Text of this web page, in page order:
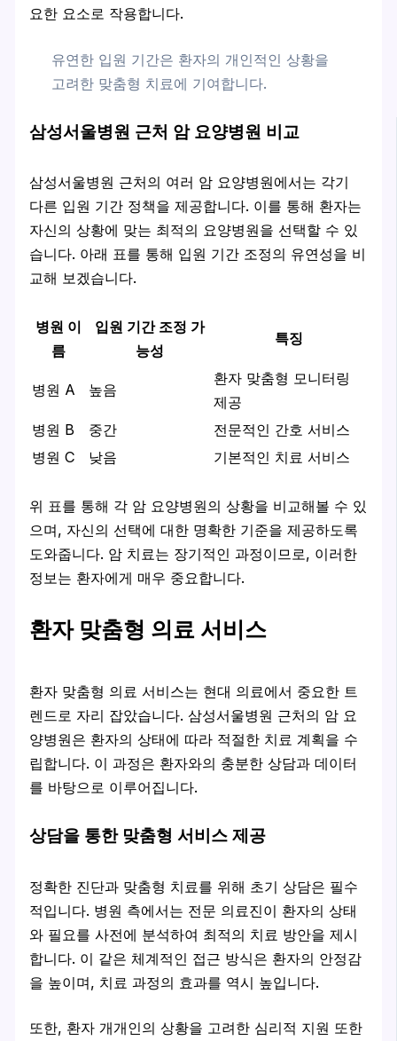
요한 요소로 작용합니다.
유연한 입원 기간은 환자의 개인적인 상황을
고려한 맞춤형 치료에 기여합니다.
삼성서울병원 근처 암 요양병원 비교
삼성서울병원 근처의 여러 암 요양병원에서는 각기
다른 입원 기간 정책을 제공합니다. 이를 통해 환자는
자신의 상황에 맞는 최적의 요양병원을 선택할 수 있
습니다. 아래 표를 통해 입원 기간 조정의 유연성을 비
교해 보겠습니다.
병원 이
름
입원 기간 조정 가
능성
특징
병원 A 높음
환자 맞춤형 모니터링
제공
병원 B
중간
전문적인 간호 서비스
병원 C
낮음 기본적인 치료 서비스
위 표를 통해 각 암 요양병원의 상황을 비교해볼 수 있
으며, 자신의 선택에 대한 명확한 기준을 제공하도록
도와줍니다. 암 치료는 장기적인 과정이므로, 이러한
정보는 환자에게 매우 중요합니다.
환자 맞춤형 의료 서비스
환자 맞춤형 의료 서비스는 현대 의료에서 중요한 트
렌드로 자리 잡았습니다. 삼성서울병원 근처의 암 요
양병원은 환자의 상태에 따라 적절한 치료 계획을 수
립합니다. 이 과정은 환자와의 충분한 상담과 데이터
를 바탕으로 이루어집니다.
상담을 통한 맞춤형 서비스 제공
정확한 진단과 맞춤형 치료를 위해 초기 상담은 필수
적입니다. 병원 측에서는 전문 의료진이 환자의 상태
와 필요를 사전에 분석하여 최적의 치료 방안을 제시
합니다. 이 같은 체계적인 접근 방식은 환자의 안정감
을 높이며, 치료 과정의 효과를 역시 높입니다.
또한, 환자 개개인의 상황을 고려한 심리적 지원 또한